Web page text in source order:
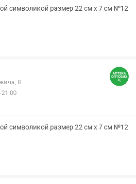
символикой размер 22 см х 7 см №12
8
символикой размер 22 см х 7 см №12